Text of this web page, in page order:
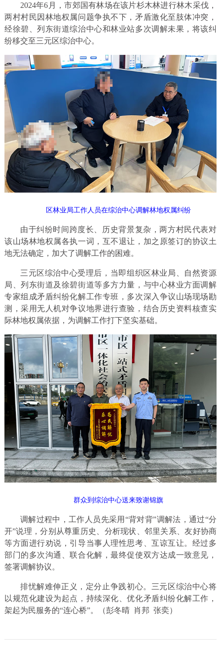
2024年6月，市郊国有林场在该片杉木林进行林木采伐，
两村村民因林地权属问题争执不下，矛盾激化至肢体冲突，
经徐碧、列东街道综治中心和林业站多次调解未果，将该纠
纷移交至三元区综治中心。
区林业局工作人员在综治中心调解林地权属纠纷
由于纠纷时间跨度长、历史背景复杂，两方村民代表对
该山场林地权属各执一词，互不退让，加之原签订的协议土
地无法确定，加大了调解工作的困难。
三元区综治中心受理后，当即组织区林业局、自然资源
局、列东街道及徐碧街道等多方力量，与中心林业方面调解
专家组成矛盾纠纷化解工作专班，多次深入争议山场现场勘
测，采用无人机对争议地界进行查验，结合历史资料核查实
际林地权属依据，为调解工作打下坚实基础。
群众到综治中心送来致谢锦旗
调解过程中，工作人员先采用“背对背”调解法，通过“分
开”说理，分别从尊重历史、分析现状、邻里关系、友好协商
等方面进行劝说，引导当事人理性思考、互谅互让。经过多
部门的多次沟通、联合化解，最终促使双方达成一致意见，
签署调解协议。
排忧解难伸正义，定分止争践初心。三元区综治中心将
以规范化建设为起点，持续深化、优化矛盾纠纷化解工作，
架起为民服务的“连心桥”。（彭冬晴 肖邦 张奕）